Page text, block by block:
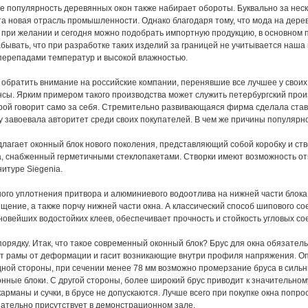
популярность деревянных окон также набирает обороты. Буквально за
новая отрасль промышленности. Однако благодаря тому, что мода на
при желании и сегодня можно подобрать импортную продукцию, в
что при разработке таких изделий за границей не учитывается
температур и высокой влажностью.
внимание на российские компании, перенявшие все лучшее у
Ярким примером такого производства может служить петербургский
говорит само за себя. Стремительно развивающаяся фирма сделала
завоевала авторитет среди своих покупателей. В чем же причины
оконный блок нового поколения, представляющий собой коробку и
снабженный герметичными стеклопакетами. Створки имеют возможность
Siegenia.
уплотнения притвора и алюминиевого водоотлива на нижней части
а также порчу нижней части окна. А классический способ шипового
водостойких клеев, обеспечивает прочность и стойкость угловых
Итак, что такое современный оконный блок? Брус для окна
рамы от деформации и гасит возникающие внутри профиля напряжения.
стороны, при сечении менее 78 мм возможно промерзание бруса в
блоки. С другой стороны, более широкий брус приводит к
и сучки, в брусе не допускаются. Лучше всего при покупке окна
присутствует в демонстрационном зале.